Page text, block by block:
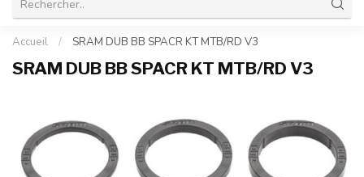
Accueil / SRAM DUB BB SPACR KT MTB/RD V3
SRAM DUB BB SPACR KT MTB/RD V3